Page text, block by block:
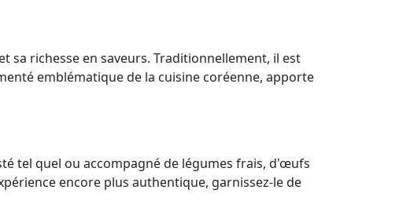
sa richesse en saveurs. Traditionnellement, il est
emblématique de la cuisine coréenne, apporte
tel quel ou accompagné de légumes frais, d'œufs
encore plus authentique, garnissez-le de